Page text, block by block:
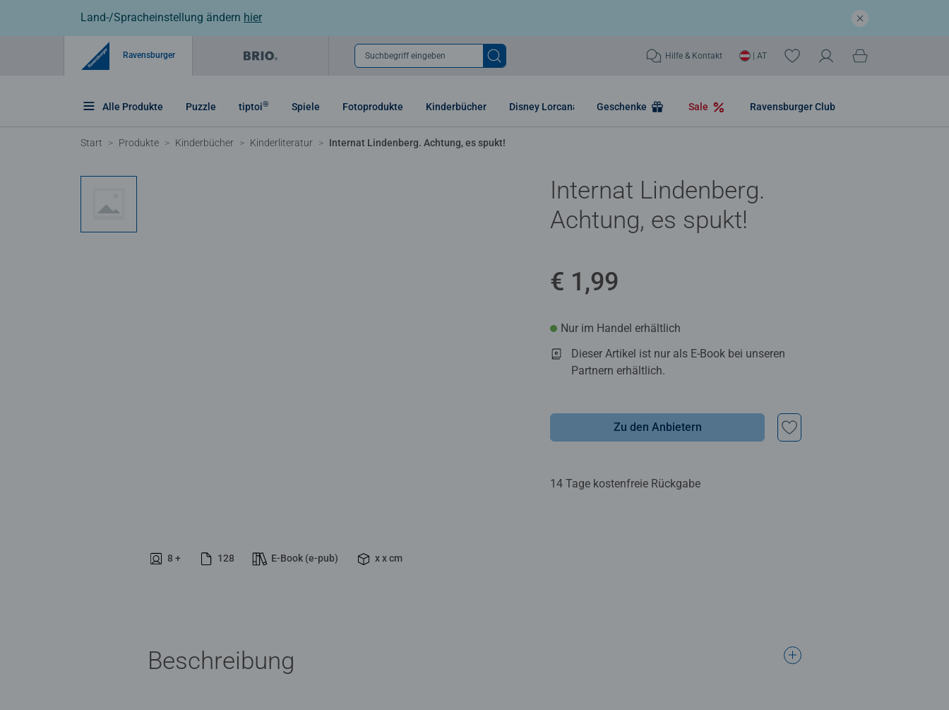
Land-/Spracheinstellung ändern hier
Ravensburger Suchbegriff eingeben Hilfe & Kontakt | AT
Alle Produkte Puzzle tiptoi® Spiele Fotoprodukte Kinderbücher Disney Lorcana Geschenke Sale Ravensburger Club
Start Produkte Kinderbücher Kinderliteratur Internat Lindenberg. Achtung, es spukt!
8 + 128 E-Book (e-pub) x x cm
Internat Lindenberg.
Achtung, es spukt!
€ 1,99
Nur im Handel erhältlich
Dieser Artikel ist nur als E-Book bei unseren
Partnern erhältlich.
Zu den Anbietern
14 Tage kostenfreie Rückgabe
Beschreibung